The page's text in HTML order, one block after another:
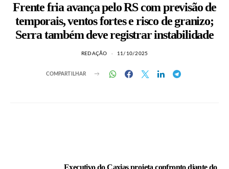
Frente fria avança pelo RS com previsão de
temporais, ventos fortes e risco de granizo;
Serra também deve registrar instabilidade
REDAÇÃO 11/10/2025
COMPARTILHAR
Executivo do Caxias projeta confronto diante do